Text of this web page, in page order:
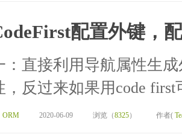
配置外键，
：直接利用导航属性生
，反过来如果用code
ORM 2020-06-09 浏览（8325） 作者(